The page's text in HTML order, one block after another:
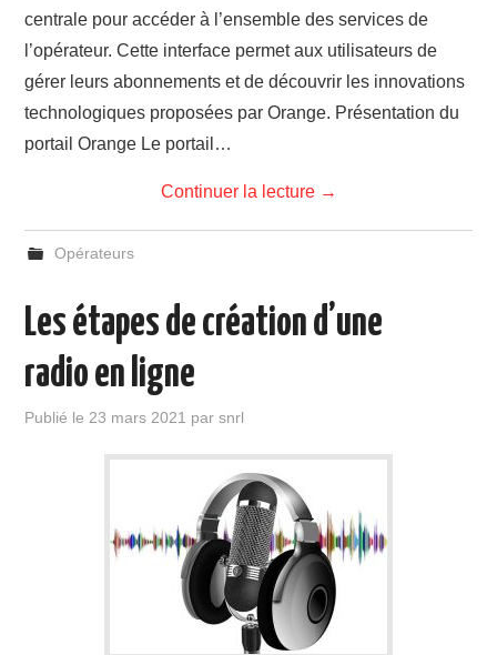
centrale pour accéder à l’ensemble des services de
l’opérateur. Cette interface permet aux utilisateurs de
gérer leurs abonnements et de découvrir les innovations
technologiques proposées par Orange. Présentation du
portail Orange Le portail…
Continuer la lecture →
Opérateurs
Les étapes de création d’une
radio en ligne
Publié le23 mars 2021 parsnrl